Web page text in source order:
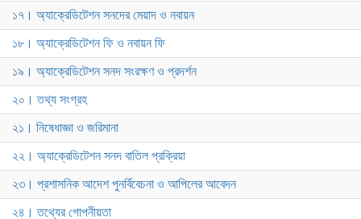
১৭। অ্যাক্রেডিটেশন সনদের মেয়াদ ও নবায়ন
১৮। অ্যাক্রেডিটেশন ফি ও নবায়ন ফি
১৯। অ্যাক্রেডিটেশন সনদ সংরক্ষণ ও প্রদর্শন
২০। তথ্য সংগ্রহ
২১। নিষেধাজ্ঞা ও জরিমানা
২২। অ্যাক্রেডিটেশন সনদ বাতিল প্রক্রিয়া
২৩। প্রশাসনিক আদেশ পুনর্বিবেচনা ও আপিলের আবেদন
২৪। তথ্যের গোপনীয়তা